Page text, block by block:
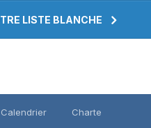
LISTE BLANCHE
Calendrier Charte